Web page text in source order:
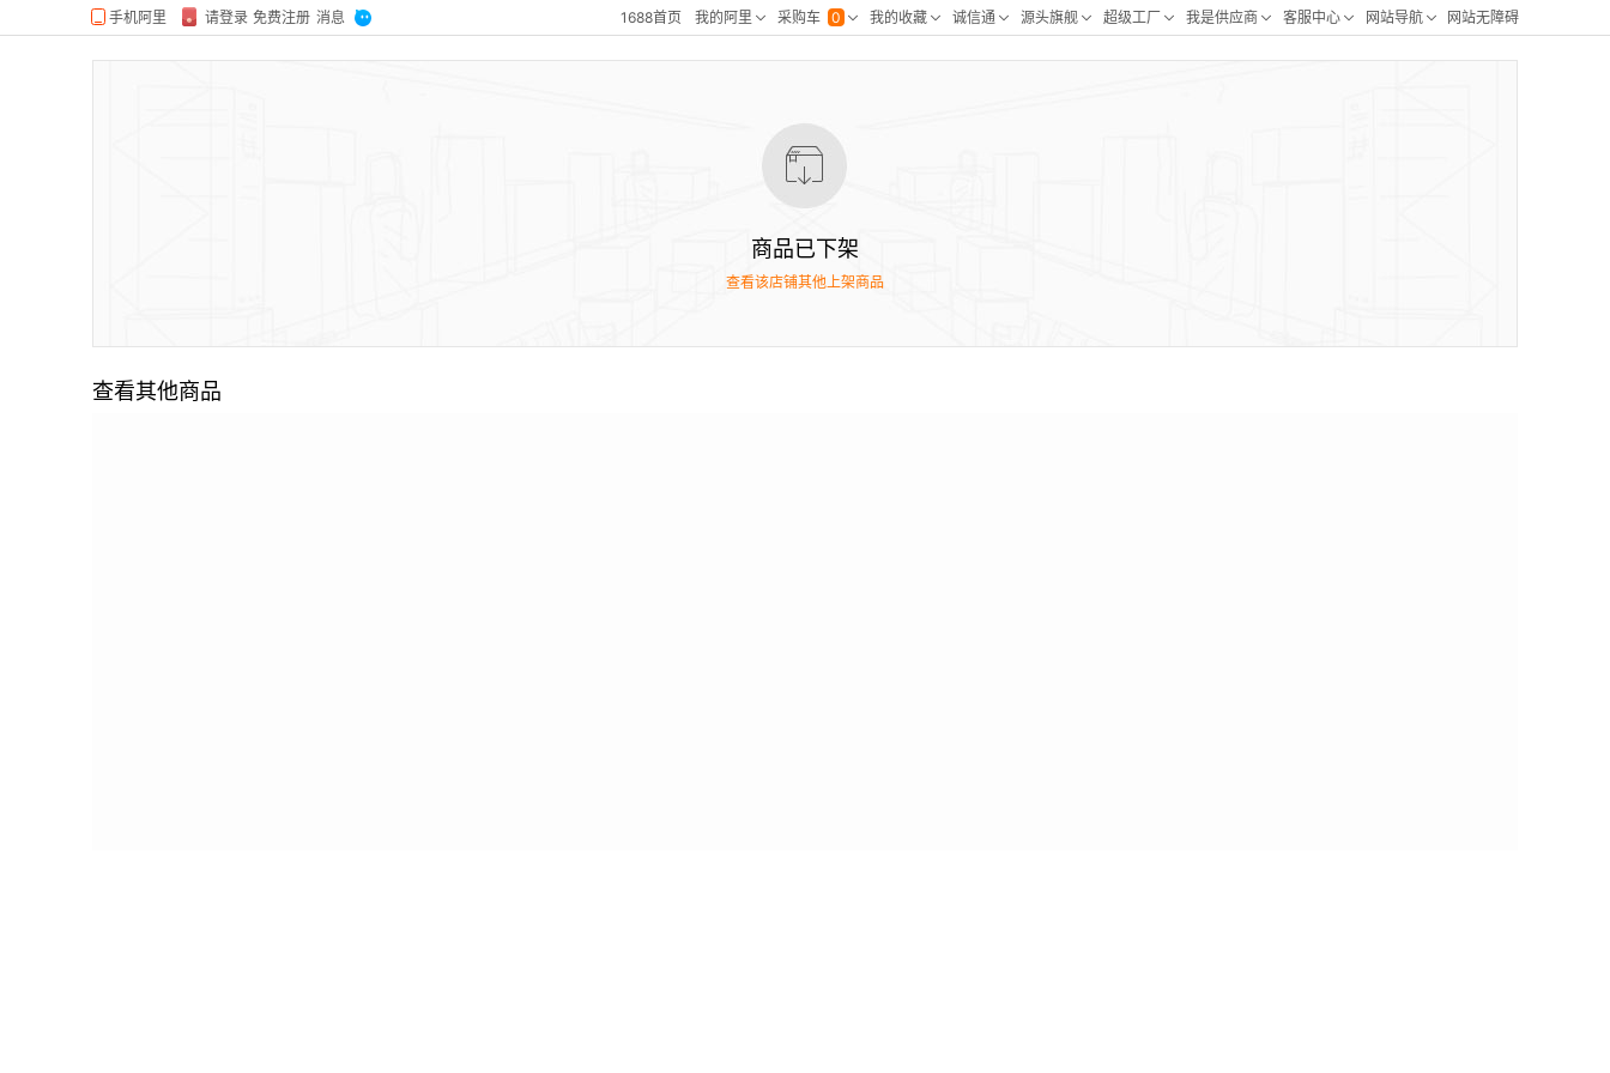
商品已下架
查看该店铺其他上架商品
查看其他商品